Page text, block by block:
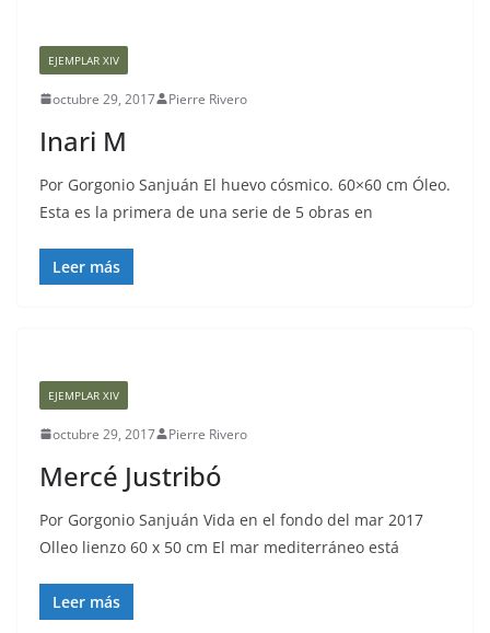
EJEMPLAR XIV
octubre 29, 2017 Pierre Rivero
Inari M
Por Gorgonio Sanjuán El huevo cósmico. 60×60 cm Óleo.
Esta es la primera de una serie de 5 obras en
Leer más
EJEMPLAR XIV
octubre 29, 2017 Pierre Rivero
Mercé Justribó
Por Gorgonio Sanjuán Vida en el fondo del mar 2017
Olleo lienzo 60 x 50 cm El mar mediterráneo está
Leer más